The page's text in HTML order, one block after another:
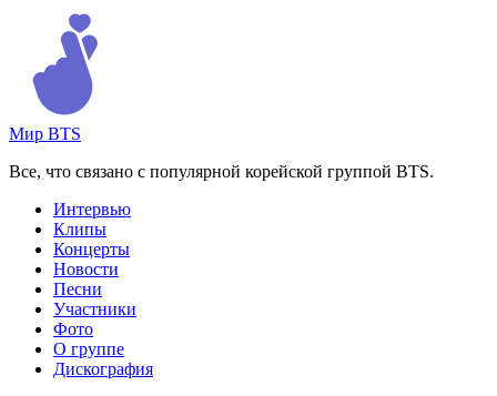
content
Мир BTS
Все, что связано с популярной корейской группой BTS.
Интервью
Клипы
Концерты
Новости
Песни
Участники
Фото
О группе
Дискография